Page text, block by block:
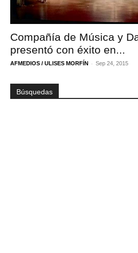
Compañía de Música y
presentó con éxito en...
AFMEDIOS / ULISES MORFÍN - Sep 24, 2015
Búsquedas